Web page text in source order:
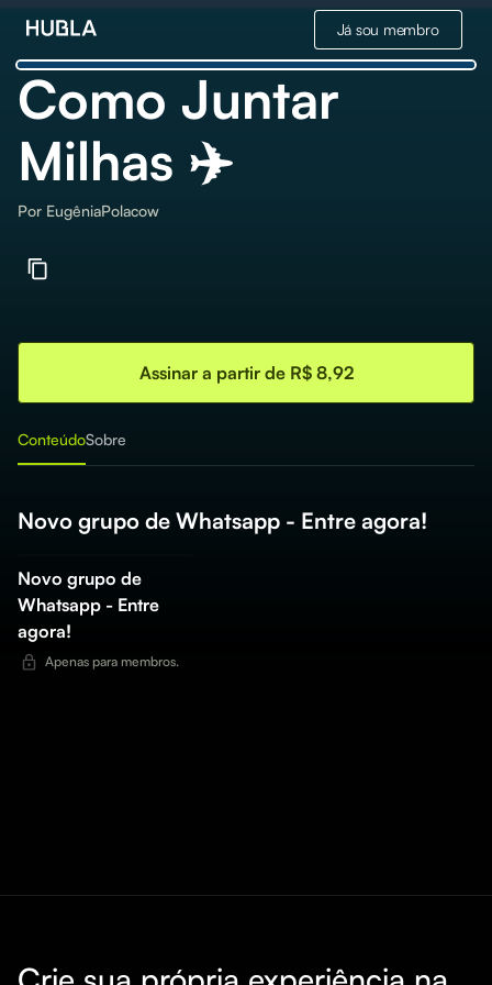
Já sou membro
Como Juntar
Milhas ✈️
Por EugêniaPolacow
Assinar a partir de R$ 8,92
ConteúdoSobre
Novo grupo de Whatsapp - Entre agora!
Novo grupo de
Whatsapp - Entre
agora!
Apenas para membros.